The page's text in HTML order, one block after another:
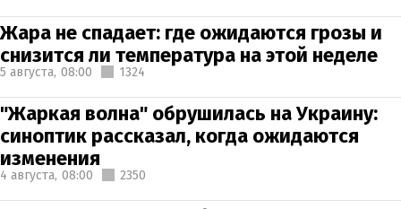
Жара не спадает: где ожидаются грозы и
снизится ли температура на этой неделе
5 августа, 08:00 1324
"Жаркая волна" обрушилась на Украину:
синоптик рассказал, когда ожидаются
изменения
4 августа, 08:00 2350